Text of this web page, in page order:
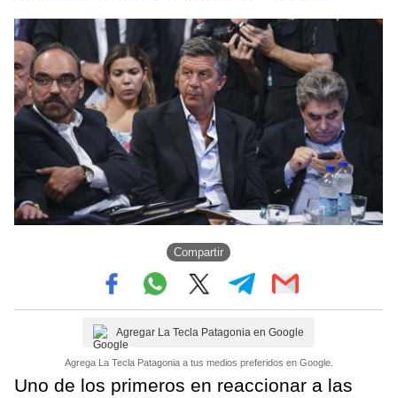
Compartir
Agregar La Tecla Patagonia en Google
Agrega La Tecla Patagonia a tus medios preferidos en Google.
Uno de los primeros en reaccionar a las